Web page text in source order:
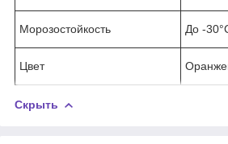
Морозостойкость До -
Цвет
Скрыть